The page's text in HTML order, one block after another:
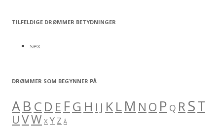
r
r
TILFELDIGE DRØMMER BETYDNINGER
sex
DRØMMER SOM BEGYNNER PÅ
AB C D E FG H I J KLM N O P Q RST
U VW X Y Z Å